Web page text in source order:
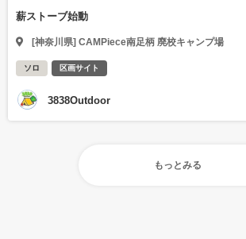
薪ストーブ始動
[神奈川県] CAMPiece南足柄 廃校キャンプ場
ソロ 区画サイト
3838Outdoor
もっとみる